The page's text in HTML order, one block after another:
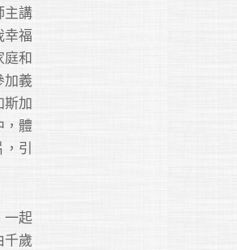
主講
幸福
庭和
加義
斯加
，體
引
一起
千歲